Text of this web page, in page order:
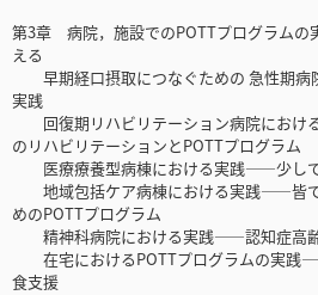
第3章 病院，施設でのPOTTプログラム
える
早期経口摂取につなぐための 急性期病
実践
回復期リハビリテーション病院におけ
のリハビリテーションとPOTTプログラム
医療療養型病棟における実践――少しで
地域包括ケア病棟における実践――皆で
めのPOTTプログラム
精神科病院における実践――認知症高齢
在宅におけるPOTTプログラムの実践
食支援